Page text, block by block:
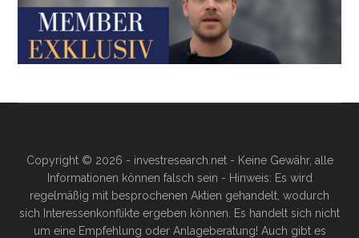
Copyright © 2026 - investresearch.net - Keine Gewähr, alle
Informationen können falsch sein - Hinweis: Es wird
regelmäßig mit besprochenen Aktien gehandelt, wodurch
sich Interessenkonflikte ergeben können. Es handelt sich nicht
um eine Empfehlung oder Anlageberatung! Auch gibt es